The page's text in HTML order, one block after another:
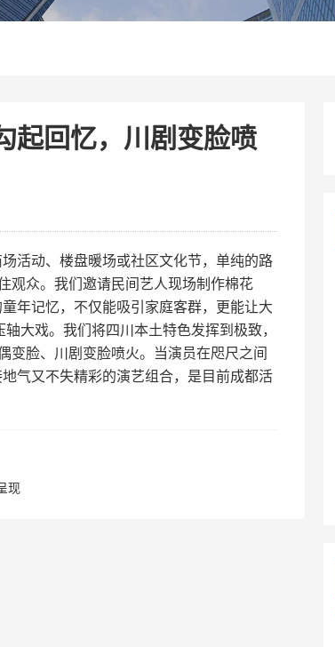
起回忆，川剧变脸喷
活动、楼盘暖场或社区文化节，单纯的路
观众。我们邀请民间艺人现场制作棉花
年记忆，不仅能吸引家庭客群，更能让大
大戏。我们将四川本土特色发挥到极致，
变脸、川剧变脸喷火。当演员在咫尺之间
气又不失精彩的演艺组合，是目前成都活
现